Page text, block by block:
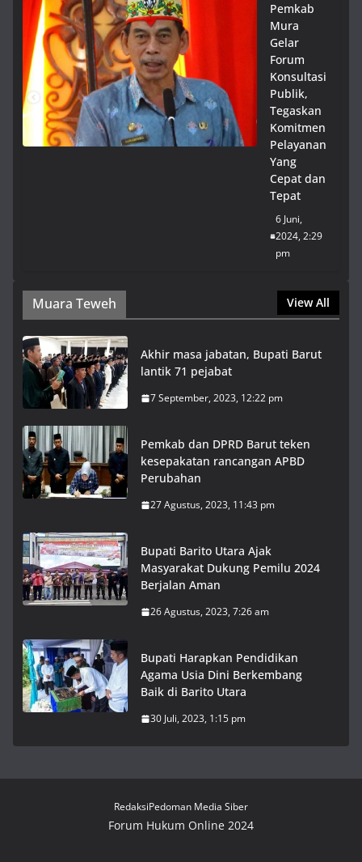
Pemkab
Mura
Gelar
Forum
Konsultasi
Publik,
Tegaskan
Komitmen
Pelayanan
Yang
Cepat dan
Tepat
6 Juni,
2024, 2:29
pm
Muara Teweh View All
Akhir masa jabatan, Bupati Barut
lantik 71 pejabat
7 September, 2023, 12:22 pm
Pemkab dan DPRD Barut teken
kesepakatan rancangan APBD
Perubahan
27 Agustus, 2023, 11:43 pm
Bupati Barito Utara Ajak
Masyarakat Dukung Pemilu 2024
Berjalan Aman
26 Agustus, 2023, 7:26 am
Bupati Harapkan Pendidikan
Agama Usia Dini Berkembang
Baik di Barito Utara
30 Juli, 2023, 1:15 pm
RedaksiPedoman Media Siber
Forum Hukum Online 2024